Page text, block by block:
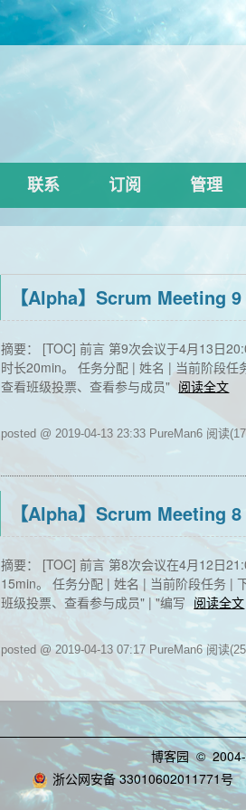
联系 订阅 管理
【Alpha】Scrum Meeting 9
摘要： [TOC] 前言 第9次会议于4月13日
时长20min。 任务分配 | 姓名 | 当前阶段任
查看班级投票、查看参与成员" 阅读全文
posted @ 2019-04-13 23:33 PureMan6 阅读
【Alpha】Scrum Meeting 8
摘要： [TOC] 前言 第8次会议在4月12日
15min。 任务分配 | 姓名 | 当前阶段任务 |
班级投票、查看参与成员" | "编写 阅读全文
posted @ 2019-04-13 07:17 PureMan6 阅读
博客园 © 2004-
浙公网安备 33010602011771号